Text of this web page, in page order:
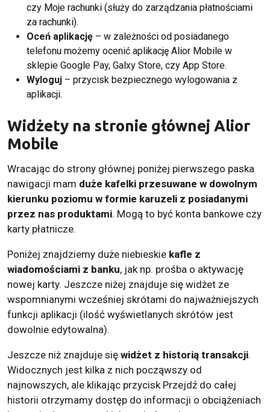
czy Moje rachunki (służy do zarządzania płatnościami
za rachunki).
Oceń aplikację – w zależności od posiadanego
telefonu możemy ocenić aplikację Alior Mobile w
sklepie Google Pay, Galxy Store, czy App Store.
Wyloguj – przycisk bezpiecznego wylogowania z
aplikacji.
Widżety na stronie głównej Alior
Mobile
Wracając do strony głównej poniżej pierwszego paska
nawigacji mam duże kafelki przesuwane w dowolnym
kierunku poziomu w formie karuzeli z posiadanymi
przez nas produktami. Mogą to być konta bankowe czy
karty płatnicze.
Poniżej znajdziemy duże niebieskie kafle z
wiadomościami z banku, jak np. prośba o aktywację
nowej karty. Jeszcze niżej znajduje się widżet ze
wspomnianymi wcześniej skrótami do najważniejszych
funkcji aplikacji (ilość wyświetlanych skrótów jest
dowolnie edytowalna).
Jeszcze niż znajduje się widżet z historią transakcji.
Widocznych jest kilka z nich począwszy od
najnowszych, ale klikając przycisk Przejdź do całej
historii otrzymamy dostęp do informacji o obciążeniach